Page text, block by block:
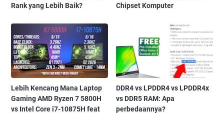
Rank yang Lebih Baik?
Chipset Komputer
Lebih Kencang Mana Laptop
Gaming AMD Ryzen 7 5800H
vs Intel Core i7-10875H feat
DDR4 vs LPDDR4 vs LPDDR4x
vs DDR5 RAM: Apa
perbedaannya?